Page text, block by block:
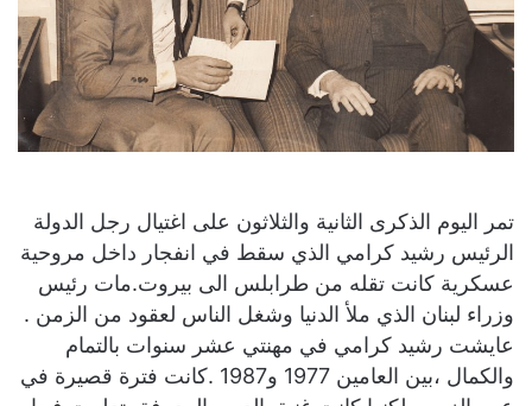
تمر اليوم الذكرى الثانية والثلاثون على اغتيال رجل الدولة
الرئيس رشيد كرامي الذي سقط في انفجار داخل مروحية
عسكرية كانت تقله من طرابلس الى بيروت.مات رئيس
وزراء لبنان الذي ملأ الدنيا وشغل الناس لعقود من الزمن .
عايشت رشيد كرامي في مهنتي عشر سنوات بالتمام
والكمال ،بين العامين 1977 و1987 .كانت فترة قصيرة في